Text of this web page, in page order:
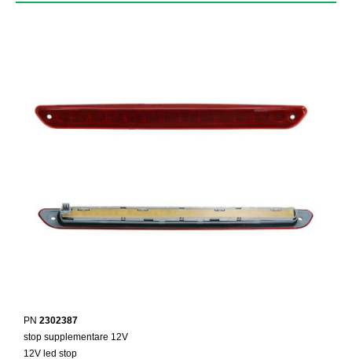
PN 2302387
stop supplementare 12V
12V led stop